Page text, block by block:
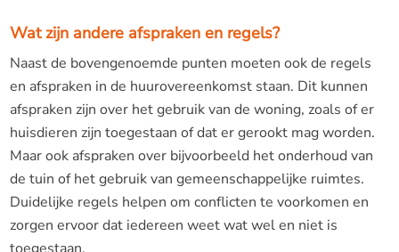
Wat zijn andere afspraken en regels?
Naast de bovengenoemde punten moeten ook de regels
en afspraken in de huurovereenkomst staan. Dit kunnen
afspraken zijn over het gebruik van de woning, zoals of er
huisdieren zijn toegestaan of dat er gerookt mag worden.
Maar ook afspraken over bijvoorbeeld het onderhoud van
de tuin of het gebruik van gemeenschappelijke ruimtes.
Duidelijke regels helpen om conflicten te voorkomen en
zorgen ervoor dat iedereen weet wat wel en niet is